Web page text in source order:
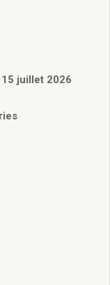
juillet 2026